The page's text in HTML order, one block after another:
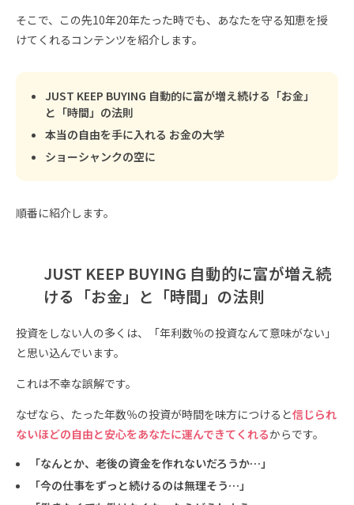
そこで、この先10年20年たった時でも、あなたを守る知恵を授
けてくれるコンテンツを紹介します。
JUST KEEP BUYING 自動的に富が増え続ける「お金」
と「時間」の法則
本当の自由を手に入れる お金の大学
ショーシャンクの空に
順番に紹介します。
JUST KEEP BUYING 自動的に富が増え続
ける「お金」と「時間」の法則
投資をしない人の多くは、「年利数％の投資なんて意味がない」
と思い込んでいます。
これは不幸な誤解です。
なぜなら、たった年数％の投資が時間を味方につけると信じられ
ないほどの自由と安心をあなたに運んできてくれるからです。
「なんとか、老後の資金を作れないだろうか…」
「今の仕事をずっと続けるのは無理そう…」